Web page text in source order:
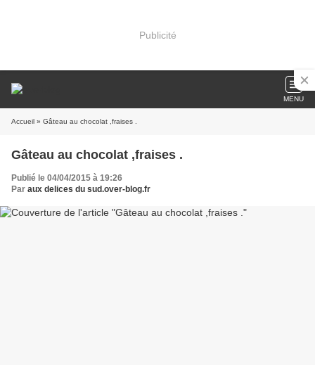
Publicité
MENU
Accueil » Gâteau au chocolat ,fraises .
Gâteau au chocolat ,fraises .
Publié le 04/04/2015 à 19:26
Par aux delices du sud.over-blog.fr